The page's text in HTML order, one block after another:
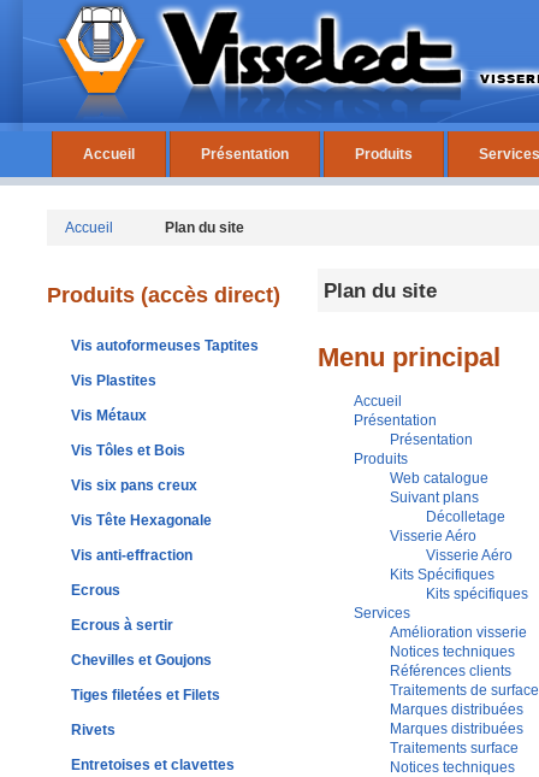
Accueil Présentation Produits Services
Accueil Plan du site
Produits (accès direct)
Vis autoformeuses Taptites
Vis Plastites
Vis Métaux
Vis Tôles et Bois
Vis six pans creux
Vis Tête Hexagonale
Vis anti-effraction
Ecrous
Ecrous à sertir
Chevilles et Goujons
Tiges filetées et Filets
Rivets
Entretoises et clavettes
Plan du site
Menu principal
Accueil
Présentation
Présentation
Produits
Web catalogue
Suivant plans
Décolletage
Visserie Aéro
Visserie Aéro
Kits Spécifiques
Kits spécifiques
Services
Amélioration visserie
Notices techniques
Références clients
Traitements de surface
Marques distribuées
Marques distribuées
Traitements surface
Notices techniques